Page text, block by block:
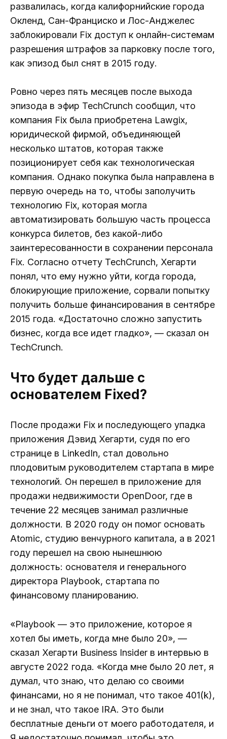
развалилась, когда калифорнийские города
Окленд, Сан-Франциско и Лос-Анджелес
заблокировали Fix доступ к онлайн-системам
разрешения штрафов за парковку после того,
как эпизод был снят в 2015 году.
Ровно через пять месяцев после выхода
эпизода в эфир TechCrunch сообщил, что
компания Fix была приобретена Lawgix,
юридической фирмой, объединяющей
несколько штатов, которая также
позиционирует себя как технологическая
компания. Однако покупка была направлена ​​​​в
первую очередь на то, чтобы заполучить
технологию Fix, которая могла
автоматизировать большую часть процесса
конкурса билетов, без какой-либо
заинтересованности в сохранении персонала
Fix. Согласно отчету TechCrunch, Хегарти
понял, что ему нужно уйти, когда города,
блокирующие приложение, сорвали попытку
получить больше финансирования в сентябре
2015 года. «Достаточно сложно запустить
бизнес, когда все идет гладко», — сказал он
TechCrunch.
Что будет дальше с
основателем Fixed?
После продажи Fix и последующего упадка
приложения Дэвид Хегарти, судя по его
странице в LinkedIn, стал довольно
плодовитым руководителем стартапа в мире
технологий. Он перешел в приложение для
продажи недвижимости OpenDoor, где в
течение 22 месяцев занимал различные
должности. В 2020 году он помог основать
Atomic, студию венчурного капитала, а в 2021
году перешел на свою нынешнюю
должность: основателя и генерального
директора Playbook, стартапа по
финансовому планированию.
«Playbook — это приложение, которое я
хотел бы иметь, когда мне было 20», —
сказал Хегарти Business Insider в интервью в
августе 2022 года. «Когда мне было 20 лет, я
думал, что знаю, что делаю со своими
финансами, но я не понимал, что такое 401(k),
и не знал, что такое IRA. Это были
бесплатные деньги от моего работодателя, и